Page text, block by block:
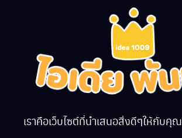
เราคือเว็บไซต์ที่นำเสนอสิ่งดีๆให้กับคุณ